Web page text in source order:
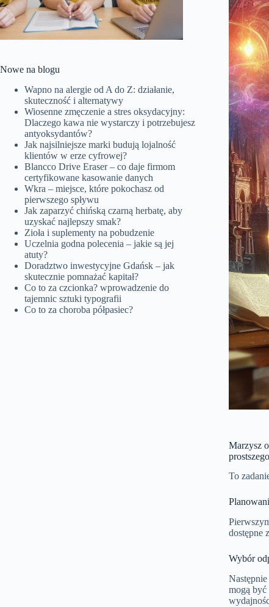
Marzysz
To
dostępne
Wybór
mogą być
Nowe na blogu
Wapno na alergie od A do Z: działanie,
skuteczność i alternatywy
Wiosenne zmęczenie a stres oksydacyjny:
Dlaczego kawa nie wystarczy i potrzebujesz
antyoksydantów?
Jak najsilniejsze marki budują lojalność
klientów w erze cyfrowej?
Blancco Drive Eraser – co daje firmom
certyfikowane kasowanie danych
Wkra – miejsce, które pokochasz od
pierwszego spływu
Jak zaparzyć chińską czarną herbatę, aby
uzyskać najlepszy smak?
Zioła i suplementy na pobudzenie
Uczelnia godna polecenia – jakie są jej
atuty?
Doradztwo inwestycyjne Gdańsk – jak
skutecznie pomnażać kapitał?
Co to za czcionka? wprowadzenie do
tajemnic sztuki typografii
Co to za choroba półpasiec?